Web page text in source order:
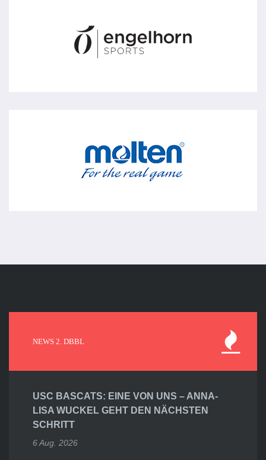
NEWS 2. DBBL
USC BASCATS: EINE VON UNS – ANNA-
LISA WUCKEL GEHT DEN NÄCHSTEN
SCHRITT
6 Aug. 2026